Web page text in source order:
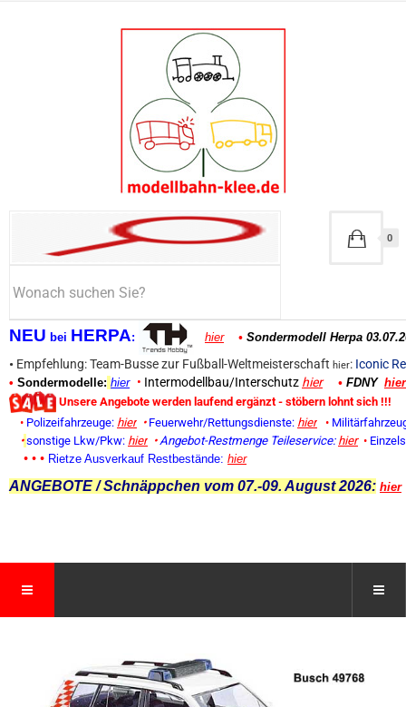
NEU bei HERPA: hier • Sondermodell Herpa
• Empfehlung: Team-Busse zur Fußball-Weltmeisterschaft hier: Iconic
• Sondermodelle: hier • Intermodellbau/Interschutz hier • FDNY hier
Unsere Angebote werden laufend ergänzt - stöbern lohnt sich !!!
• Polizeifahrzeuge: hier • Feuerwehr/Rettungsdienste: hier •
• sonstige Lkw/Pkw: hier • Angebot-Restmenge Teileservice: hier •
• • • Rietze Ausverkauf Restbestände: hier
ANGEBOTE / Schnäppchen vom 07.-09. August 2026: hier
0